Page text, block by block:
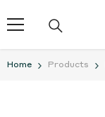
Home Products